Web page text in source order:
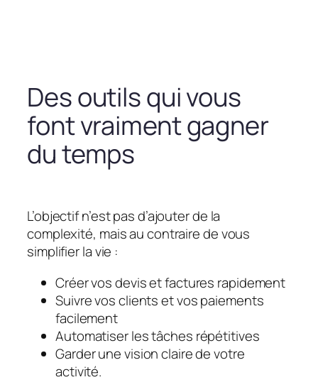
Des outils qui vous
font vraiment gagner
du temps
L’objectif n’est pas d’ajouter de la
complexité, mais au contraire de vous
simplifier la vie :
Créer vos devis et factures rapidement
Suivre vos clients et vos paiements
facilement
Automatiser les tâches répétitives
Garder une vision claire de votre
activité.